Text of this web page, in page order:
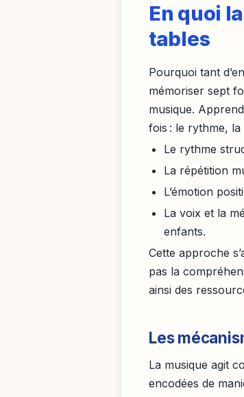
En quoi
tables
Pourquoi tant
mémoriser sept
musique.
fois : le rythme, la
Le rythme
La répétition
L’émotion
La voix et la
enfants.
Cette approche
pas la
ainsi des
Les
La musique agit
encodées de